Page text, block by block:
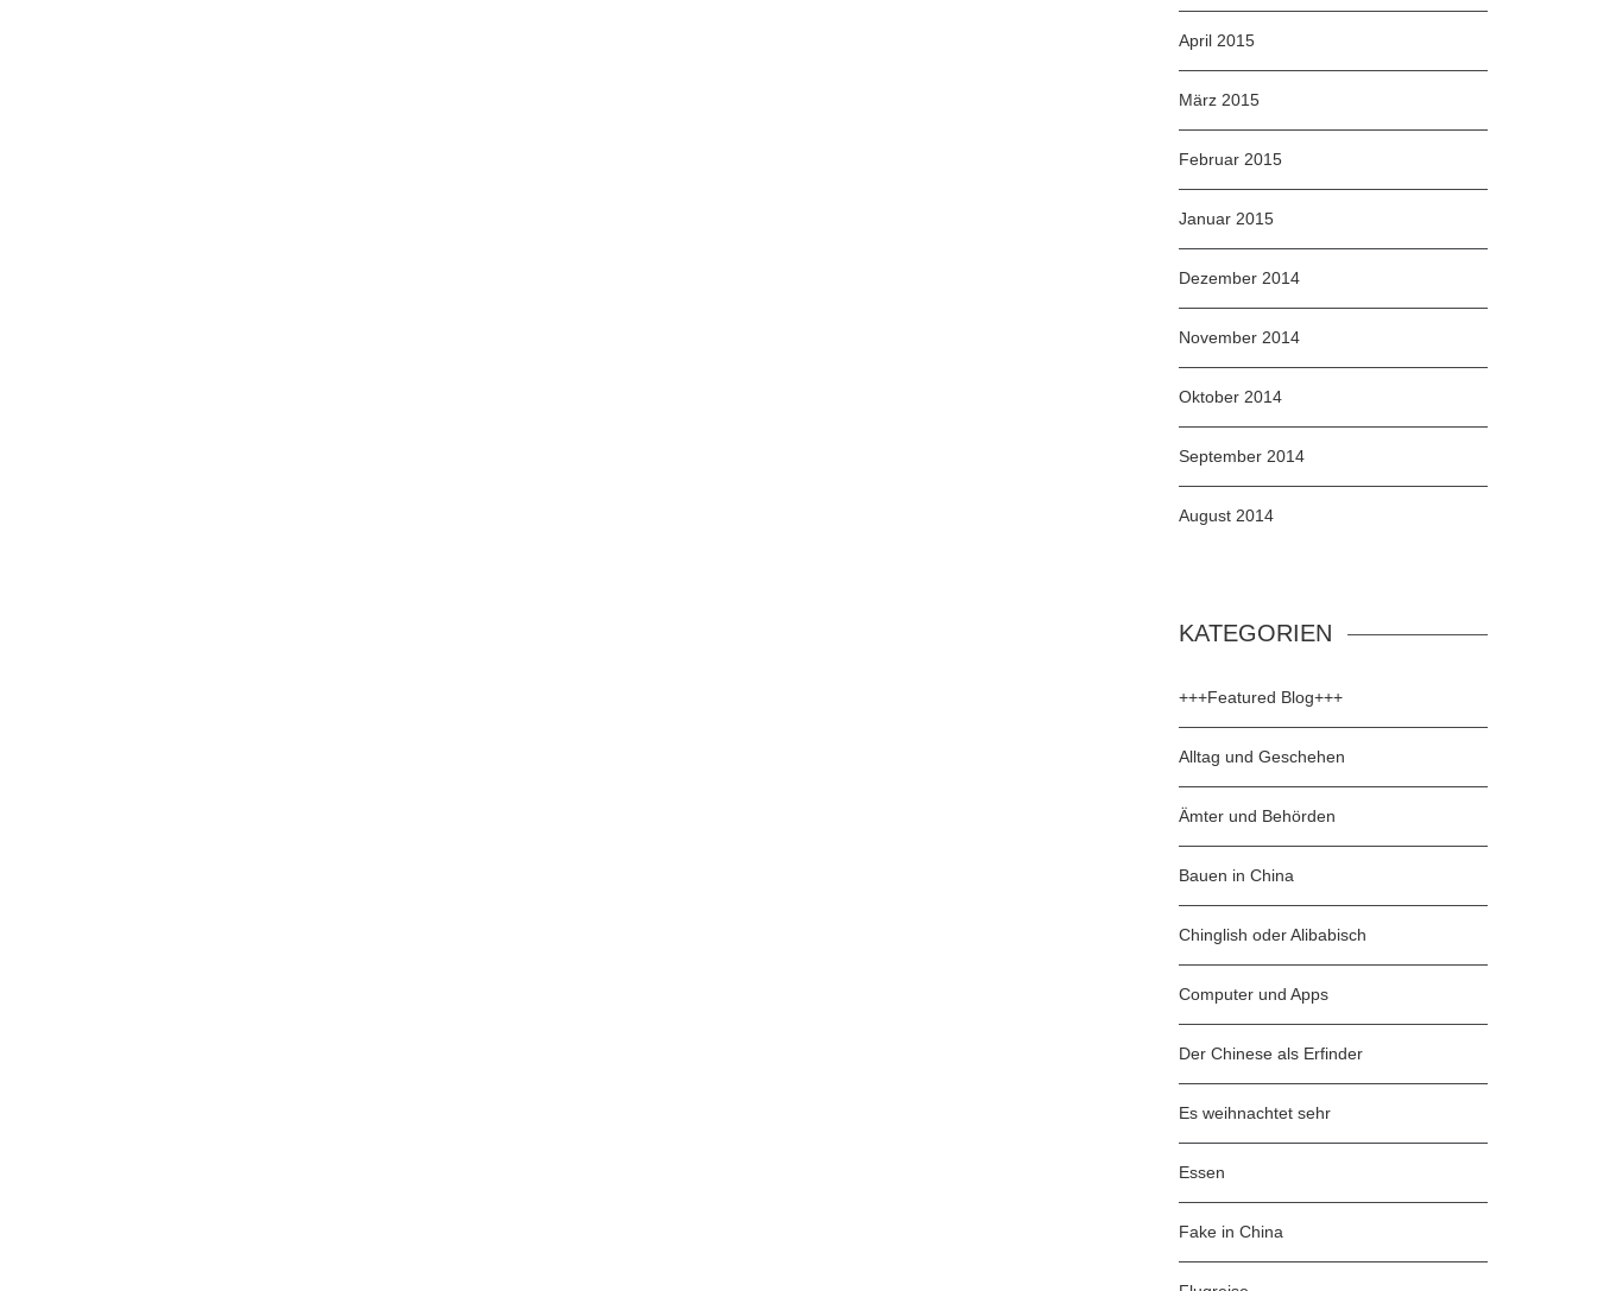
April 2015
März 2015
Februar 2015
Januar 2015
Dezember 2014
November 2014
Oktober 2014
September 2014
August 2014
KATEGORIEN
+++Featured Blog+++
Alltag und Geschehen
Ämter und Behörden
Bauen in China
Chinglish oder Alibabisch
Computer und Apps
Der Chinese als Erfinder
Es weihnachtet sehr
Essen
Fake in China